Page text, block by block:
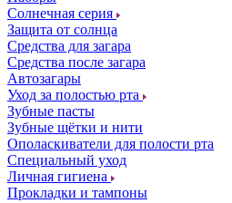
Солнечная серия
Защита от солнца
Средства для загара
Средства после загара
Автозагары
Уход за полостью рта
Зубные пасты
Зубные щётки и нити
Ополаскиватели для полости рта
Специальный уход
Личная гигиена
Прокладки и тампоны